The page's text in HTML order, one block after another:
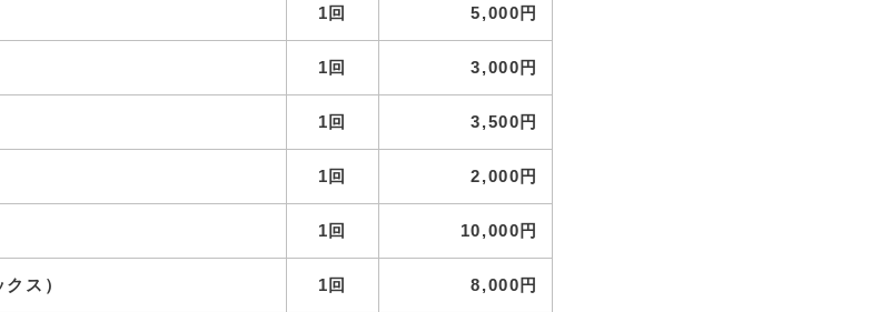
1回 5,000円
1回 3,000円
1回 3,500円
1回 2,000円
1回 10,000円
ス） 1回 8,000円